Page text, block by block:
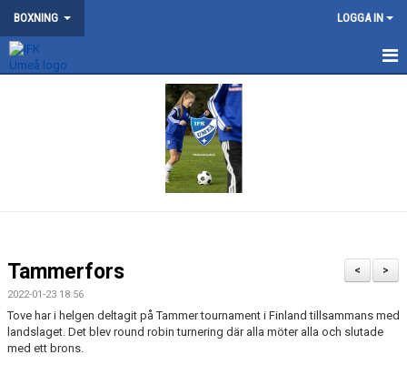
BOXNING LOGGA IN
TÄVLING
TRÄNING
>
<
Tammerfors
2022-01-23 18:56
Tove har i helgen deltagit på Tammer tournament i Finland tillsammans med
landslaget. Det blev round robin turnering där alla möter alla och slutade
med ett brons.